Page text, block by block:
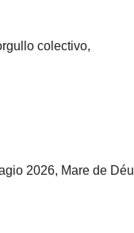
colectivo,
2026, Mare de Déu